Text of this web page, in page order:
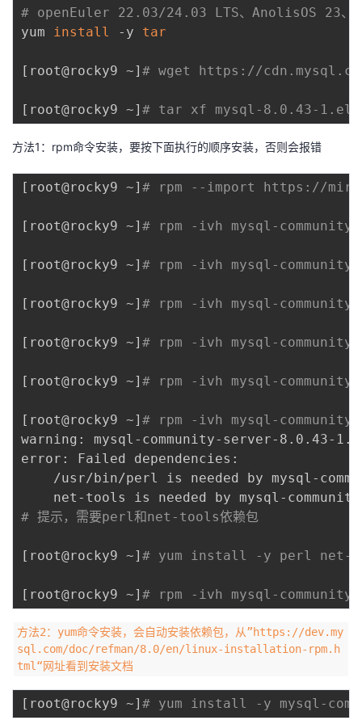
# openEuler 22.03/24.03 LTS、AnolisOS 23、
yum install -y tar
[ root@rocky9 ~] # wget https://
[ root@rocky9 ~] # tar xf mysql-8.0.43-
方法1：rpm命令安装，要按下面执行的顺序安装，否则会报错
[ root@rocky9 ~] # rpm --import https://
[ root@rocky9 ~] # rpm -ivh mysql-
[ root@rocky9 ~] # rpm -ivh mysql-
[ root@rocky9 ~] # rpm -ivh mysql-
[ root@rocky9 ~] # rpm -ivh mysql-
[ root@rocky9 ~] # rpm -ivh mysql-
[ root@rocky9 ~] # rpm -ivh mysql-
warning: mysql-community-server-8.0.43-
error: Failed dependencies:
# 提示，需要perl和net-tools依赖包
[ root@rocky9 ~] # yum install -y perl net-
[ root@rocky9 ~] # rpm -ivh mysql-
方法2：yum命令安装，会自动安装依赖包，从”https://dev.my
sql.com/doc/refman/8.0/en/linux-installation-rpm.h
tml“网址看到安装文档
[ root@rocky9 ~] # yum install -y mysql-